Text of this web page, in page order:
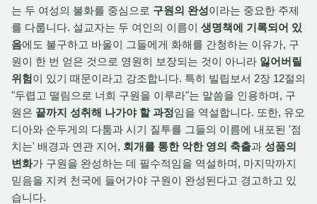
는 두 여성의 불화를 중심으로 구원의 완성이라는 중요한 주제
를 다룹니다. 설교자는 두 여인의 이름이 생명책에 기록되어 있
음에도 불구하고 바울이 그들에게 화해를 간청하는 이유가, 구
원이 한 번 얻은 것으로 영원히 보장되는 것이 아니라 잃어버릴
위험이 있기 때문이라고 강조합니다. 특히 빌립보서 2장 12절의
"두렵고 떨림으로 너희 구원을 이루라"는 말씀을 인용하며, 구
원은 끝까지 성취해 나가야 할 과정임을 역설합니다. 또한, 유오
디아와 순두게의 다툼과 시기 질투를 그들의 이름에 내포된 '점
치는' 배경과 연관 지어, 회개를 통한 악한 영의 축출과 성품의
변화가 구원을 완성하는 데 필수적임을 역설하며, 마지막까지
믿음을 지켜 천국에 들어가야 구원이 완성된다고 경고하고 있
습니다.